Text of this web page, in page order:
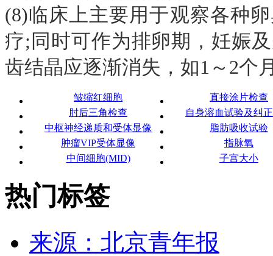
(8)临床上主要用于观察各种
疗;同时可作为排卵期，妊娠
齿结晶应逐渐消失，如1～2个
皱缩红细胞
直接涂片检查
肘后三角检查
自身溶血试验及纠
中枢神经递质和受体显像
脂肪吸收试验
肿瘤VIP受体显像
指脉氧
中间细胞(MID)
子宫大小
热门标签
来源：北京青年报